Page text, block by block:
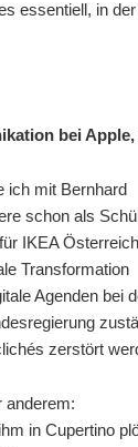
essentiell, in
bei
ich mit Bernhard
schon als
IKEA
Transformation
Agenden bei
zerstört
anderem:
in Cupertino